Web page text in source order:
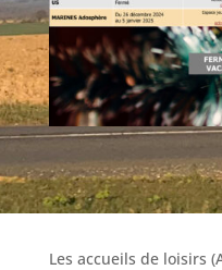
Les accueils de loisirs